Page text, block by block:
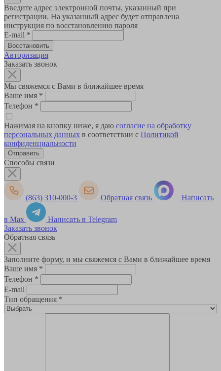
Введите адрес электронной почты, указанный при
регистрации. На указанный адрес будет отправлена
инструкция по восстановлению пароля
E-mail *
Авторизация
Заказать звонок
Мы свяжемся с Вами в ближайшее время
Ваше имя *
Телефон *
Нажимая на кнопку ниже, я даю согласие на обработку
персональных данных в соответствии с Политикой
конфиденциальности
Способы связи
(863) 310-000-3 Обратная связь Написать
в Max
Написать в Telegram
Заказать звонок
Обратная связь
Заполните форму, и мы свяжемся с Вами в ближайшее время
Ваше имя *
Телефон *
E-mail
Тип обращения *